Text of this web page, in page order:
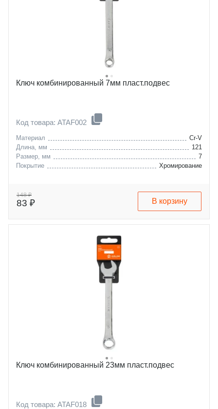
Ключ комбинированный 7мм пласт.подвес
Код товара: ATAF002
Материал
Cr-V
Длина, мм
121
Размер, мм
7
Покрытие
Хромирование
148 ₽
83 ₽ В корзину
Ключ комбинированный 23мм пласт.подвес
Код товара: ATAF018